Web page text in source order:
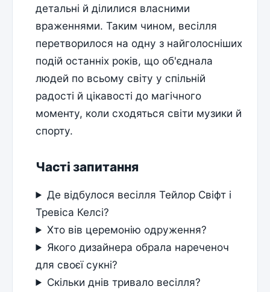
детальні й ділилися власними
враженнями. Таким чином, весілля
перетворилося на одну з найголосніших
подій останніх років, що об'єднала
людей по всьому світу у спільній
радості й цікавості до магічного
моменту, коли сходяться світи музики й
спорту.
Часті запитання
Де відбулося весілля Тейлор Свіфт і
Тревіса Келсі?
Хто вів церемонію одруження?
Якого дизайнера обрала нареченоч
для своєї сукні?
Скільки днів тривало весілля?